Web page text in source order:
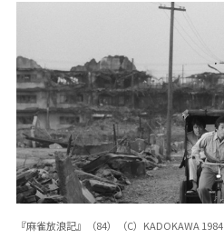
『麻雀放浪記』（84）（C）KADOKAWA 1984